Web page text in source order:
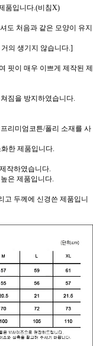
품입니다.(비침X)
도 처음과 같은 모양이 유지
의 생기지 않습니다.]
핏이 매우 이쁘게 제작된 제
짐을 방지하였습니다.
리미엄코튼/폴리 소재를 사
한 제품입니다.
작하였습니다.
은 제품입니다.
두께에 신경쓴 제품입니